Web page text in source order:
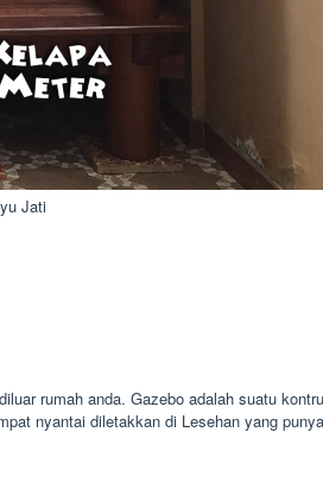
Jati
rumah anda. Gazebo adalah suatu
nyantai diletakkan di Lesehan yang